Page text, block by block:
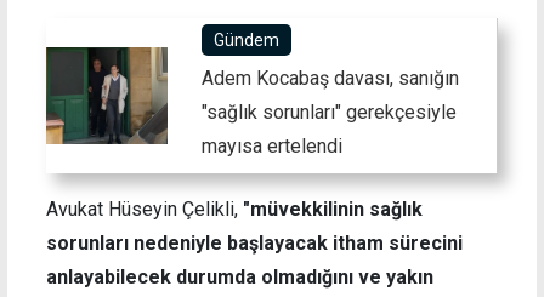
Gündem
Adem Kocabaş davası, sanığın
"sağlık sorunları" gerekçesiyle
mayısa ertelendi
Avukat Hüseyin Çelikli, "müvekkilinin sağlık
sorunları nedeniyle başlayacak itham sürecini
anlayabilecek durumda olmadığını ve yakın